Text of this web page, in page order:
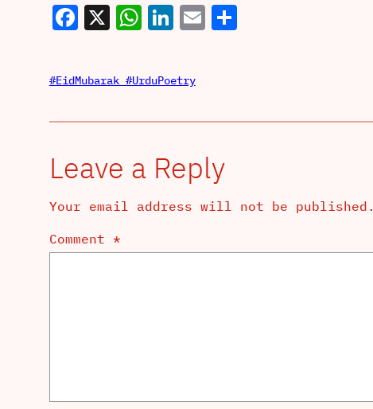
Facebook
X WhatsApp
LinkedIn
EmailShare
#EidMubarak #UrduPoetry
Leave a Reply
Your email address will not be published.
Comment *